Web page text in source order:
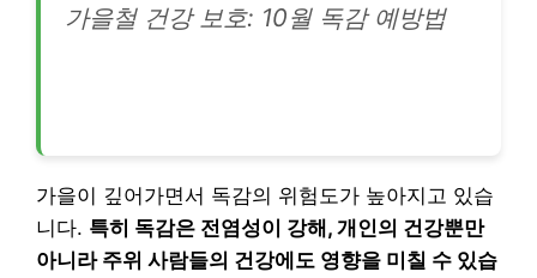
가을철 건강 보호: 10월 독감 예방법
가을이 깊어가면서 독감의 위험도가 높아지고 있습
니다. 특히 독감은 전염성이 강해, 개인의 건강뿐만
아니라 주위 사람들의 건강에도 영향을 미칠 수 있습